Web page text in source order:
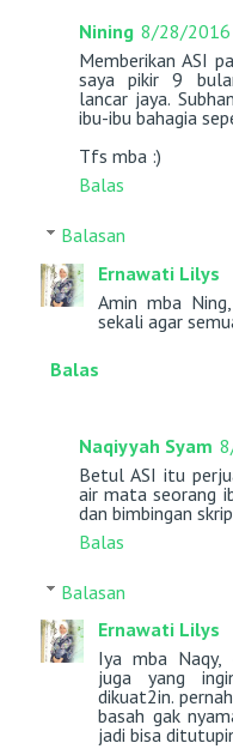
Nining 8/28/2016
Memberikan ASI
saya pikir 9
lancar jaya.
ibu-ibu bahagia
Tfs mba :)
Balas
Balasan
Ernawati Lilys
Amin mba
sekali agar
Balas
Naqiyyah Syam
Betul ASI itu
air mata seorang
dan bimbingan
Balas
Balasan
Ernawati Lilys
Iya mba Naqy,
juga yang
dikuat2in.
basah gak
jadi bisa